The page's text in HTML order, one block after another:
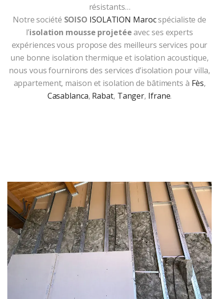
résistants…
Notre société SOISO ISOLATION Marocspécialiste de
l’isolation mousse projetéeavec ses experts
expériences vous propose des meilleurs services pour
une bonne isolation thermique et isolation acoustique,
nous vous fournirons des services d’isolation pour villa,
appartement, maison et isolation de bâtiments à Fès,
Casablanca, Rabat, Tanger, Ifrane.